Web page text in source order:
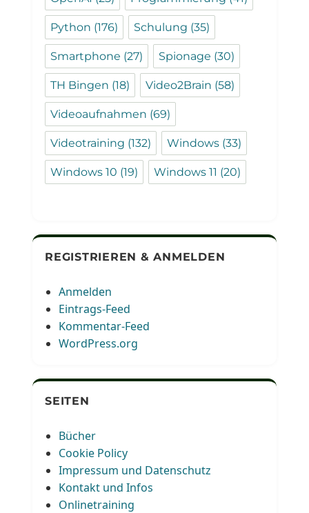
Python (176) Schulung (35)
Smartphone (27) Spionage (30)
TH Bingen (18) Video2Brain (58)
Videoaufnahmen (69)
Videotraining (132) Windows (33)
Windows 10 (19) Windows 11 (20)
REGISTRIEREN & ANMELDEN
Anmelden
Eintrags-Feed
Kommentar-Feed
WordPress.org
SEITEN
Bücher
Cookie Policy
Impressum und Datenschutz
Kontakt und Infos
Onlinetraining